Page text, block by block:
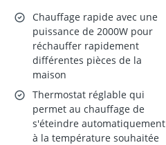
Chauffage rapide avec une
puissance de 2000W pour
réchauffer rapidement
différentes pièces de la
maison
Thermostat réglable qui
permet au chauffage de
s'éteindre automatiquement
à la température souhaitée